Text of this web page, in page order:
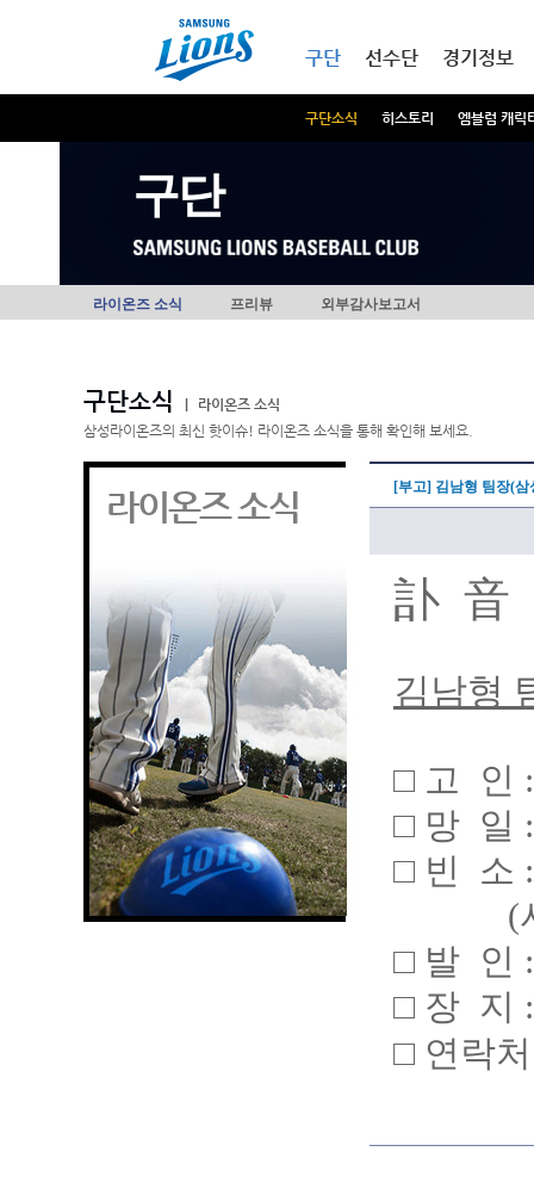
구단
구단소식 히스토리 엠블럼 캐릭
선수단 경기정보
구단
라이온즈 소식 프리뷰 외부감사보고서
구단소식
라이온즈 소식
삼성라이온즈의 최신 핫이슈! 라이온즈 소식을 통해 확인해 보세요.
라이온즈 소식 [부고] 김남형 팀장(
訃 音
김남형
□ 고 인
□ 망 일 :
□ 빈 소
(
□ 발 인 :
□ 장 지
□ 연락처